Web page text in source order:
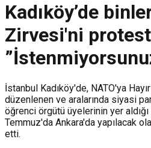
Kadıköy’de
Zirvesi'ni
İstanbul Kadıköy'de, NATO'ya
düzenlenen ve aralarında siyasi
öğrenci örgütü üyelerinin yer
Temmuz'da Ankara'da yapılacak
etti.